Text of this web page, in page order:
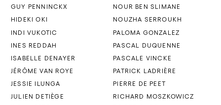
GUY PENNINCKX
HIDEKI OKI
INDI VUKOTIC
INES REDDAH
ISABELLE DENAYER
JÉRÔME VAN ROYE
JESSIE ILUNGA
JULIEN DETIÈGE
NOUR BEN SLIMANE
NOUZHA SERROUKH
PALOMA GONZALEZ
PASCAL DUQUENNE
PASCALE VINCKE
PATRICK LADRIÈRE
PIERRE DE PEET
RICHARD MOSZKOWICZ